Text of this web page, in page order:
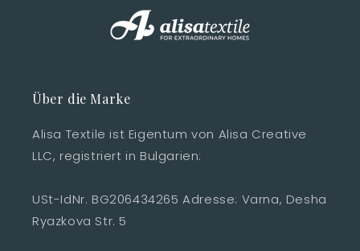
Über die Marke
Alisa Textile ist Eigentum von Alisa Creative
LLC, registriert in Bulgarien:
USt-IdNr. BG206434265 Adresse: Varna, Desha
Ryazkova Str. 5